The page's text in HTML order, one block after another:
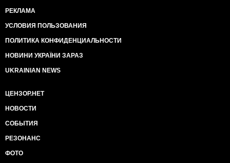
РЕКЛАМА
УСЛОВИЯ ПОЛЬЗОВАНИЯ
ПОЛИТИКА КОНФИДЕНЦИАЛЬНОСТИ
НОВИНИ УКРАЇНИ ЗАРАЗ
UKRAINIAN NEWS
ЦЕНЗОР.НЕТ
НОВОСТИ
СОБЫТИЯ
РЕЗОНАНС
ФОТО